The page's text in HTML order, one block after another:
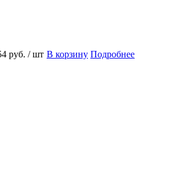
руб. / шт В корзину Подробнее